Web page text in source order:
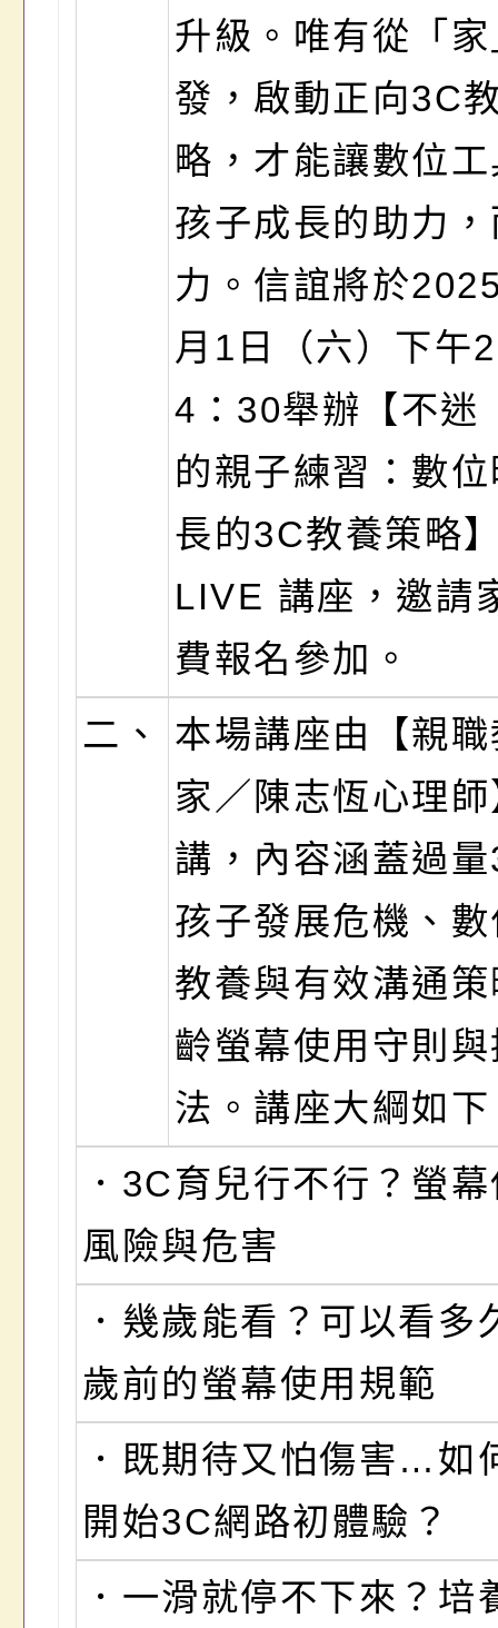
升級。唯有從「
發，啟動正向3C
略，才能讓數位
孩子成長的助力
力。信誼將於
月1日（六）下午
4：30舉辦【不迷
的親子練習：數
長的3C教養策略
LIVE 講座，邀請
費報名參加。
二、
本場講座由【親
家／陳志恆心理
講，內容涵蓋過
孩子發展危機、
教養與有效溝通
齡螢幕使用守則
法。講座大綱如
．3C育兒行不行？螢
風險與危害
．幾歲能看？可以看多
歲前的螢幕使用規範
．既期待又怕傷害…如
開始3C網路初體驗？
．一滑就停不下來？培